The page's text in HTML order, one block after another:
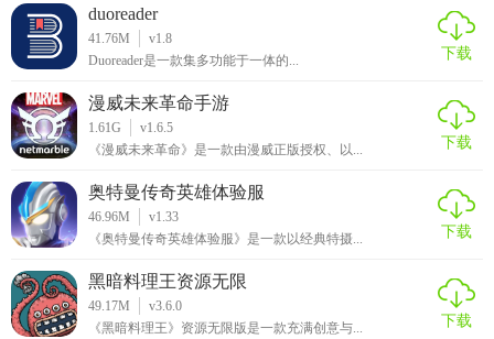
5. 参加会议：在“会议直播”板块查看即将举行的线上会议，选
择感兴趣的主题参加。
【药信app官方版点评】
药信App官方版凭借其丰富的功能、权威的数据来源以及高效
论是个人学习提升还是企业运营优化，都能在此找到所需的
资源与解决方案。对于希望提升工作效率、拓宽知识视野的
duoreader
41.76M
v1.8
Duoreader是一款集多功能于一体的...
下载
漫威未来革命手游
1.61G
v1.6.5
《漫威未来革命》是一款由漫威正版授权、以...
下载
奥特曼传奇英雄体验服
46.96M
v1.33
《奥特曼传奇英雄体验服》是一款以经典特摄...
下载
黑暗料理王资源无限
49.17M
v3.6.0
《黑暗料理王》资源无限版是一款充满创意与...
下载